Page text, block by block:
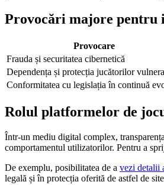
Provocări majore pentru
Provocare
Frauda și securitatea cibernetică
Dependența și protecția jucătorilor
Conformitatea cu legislația în continuă
Rolul platformelor de
Într-un mediu digital complex,
comportamentul utilizatorilor. Pentru a
De exemplu, posibilitatea de a vezi detalii
legală și în protecția oferită de astfel de